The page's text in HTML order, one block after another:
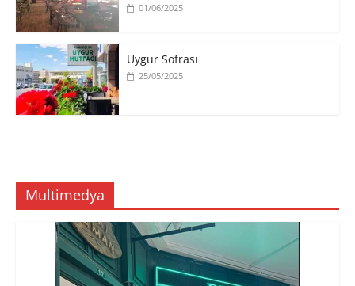
01/06/2025
Uygur Sofrası
25/05/2025
Multimedya